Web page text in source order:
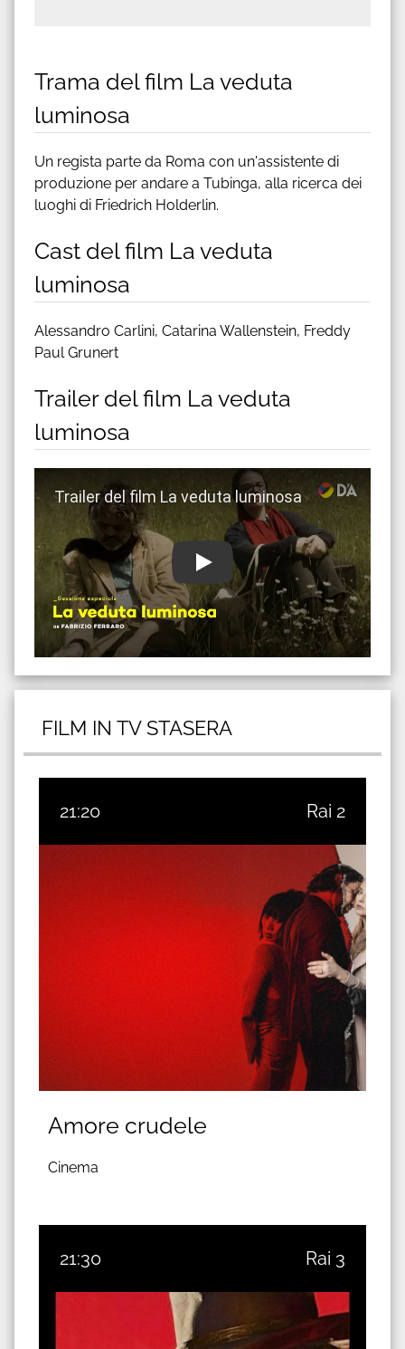
Trama del film La veduta
luminosa
Un regista parte da Roma con un'assistente di
produzione per andare a Tubinga, alla ricerca dei
luoghi di Friedrich Holderlin.
Cast del film La veduta
luminosa
Alessandro Carlini, Catarina Wallenstein, Freddy
Paul Grunert
Trailer del film La veduta
luminosa
Guarda trailer del film La veduta luminosa
FILM IN TV STASERA
21:20 Rai 2
Amore crudele
Cinema
21:30 Rai 3